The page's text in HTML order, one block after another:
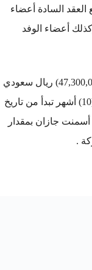
، وحضر توقيع العقد السادة أعضاء
أعضاء الوفد
وتبلغ قيمة العقد (8,700,000) يورو ما يعادل (47,300,000) ريال سعودي
بطاقة 150 طن في الساعة ، ومدة تنفيذ العقد (10) أشهر تبدأ من تاريخ
جازان بمقدار